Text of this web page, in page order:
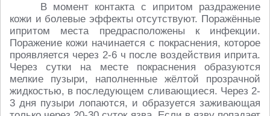
В момент контакта с ипритом раздражение
кожи и болевые эффекты отсутствуют. Поражённые
ипритом места предрасположены к инфекции.
Поражение кожи начинается с покраснения, которое
проявляется через 2-6 ч после воздействия иприта.
Через сутки на месте покраснения образуются
мелкие пузыри, наполненные жёлтой прозрачной
жидкостью, в последующем сливающиеся. Через 2-
3 дня пузыри лопаются, и образуется заживающая